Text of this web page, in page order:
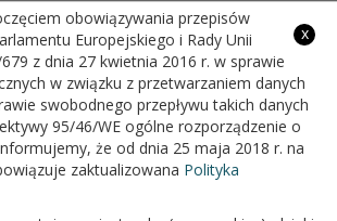
x
obowiązywania przepisów
Europejskiego i Rady Unii
z dnia 27 kwietnia 2016 r. w sprawie
w związku z przetwarzaniem danych
swobodnego przepływu takich danych
95/46/WE ogólne rozporządzenie o
że od dnia 25 maja 2018 r. na
zaktualizowana Polityka